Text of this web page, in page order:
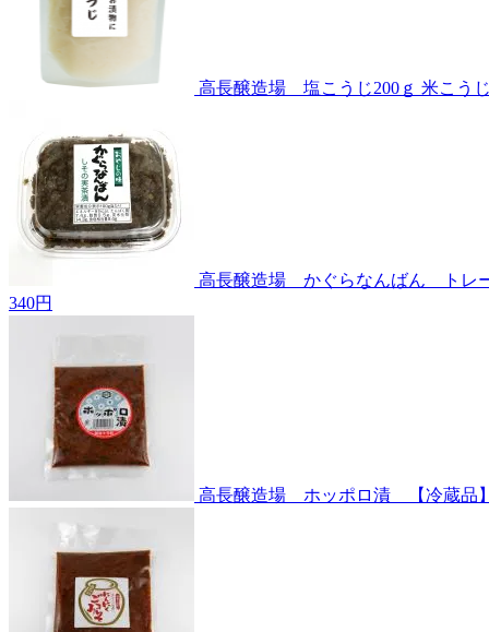
高長醸造場 塩こうじ200ｇ 米こう
高長醸造場 かぐらなんばん トレ
340円
高長醸造場 ホッポロ漬 【冷蔵品